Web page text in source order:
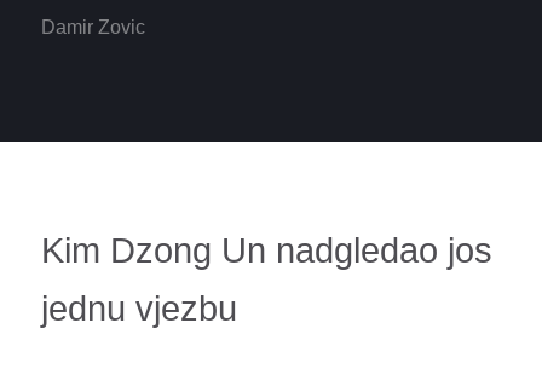
Damir Zovic
Kim Dzong Un nadgledao jos
jednu vjezbu